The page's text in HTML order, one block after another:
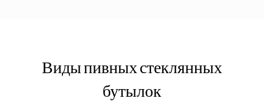
Виды пивных стеклянных
бутылок